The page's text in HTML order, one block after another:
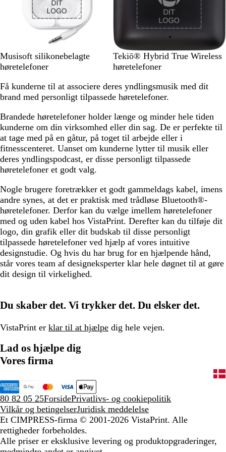
W
h
t
e
Musisoft silikonebelagte
høretelefoner
S
o
t
Tekiō® Hybrid True Wireless
høretelefoner
Få kunderne til at associere deres yndlingsmusik med dit
brand med personligt tilpassede høretelefoner.
Brandede høretelefoner holder længe og minder hele tiden
kunderne om din virksomhed eller din sag. De er perfekte til
at tage med på en gåtur, på toget til arbejde eller i
fitnesscenteret. Uanset om kunderne lytter til musik eller
deres yndlingspodcast, er disse personligt tilpassede
høretelefoner et godt valg.
Nogle brugere foretrækker et godt gammeldags kabel, imens
andre synes, at det er praktisk med trådløse Bluetooth®-
høretelefoner. Derfor kan du vælge imellem høretelefoner
med og uden kabel hos VistaPrint. Derefter kan du tilføje dit
logo, din grafik eller dit budskab til disse personligt
tilpassede høretelefoner ved hjælp af vores intuitive
designstudie. Og hvis du har brug for en hjælpende hånd,
står vores team af designeksperter klar hele døgnet til at gøre
dit design til virkelighed.
Du skaber det. Vi trykker det. Du elsker det.
VistaPrint er klar til at hjælpe dig hele vejen.
Lad os hjælpe dig
Vores firma
80 82 05 25ForsidePrivatlivs- og cookiepolitik
Vilkår og betingelserJuridisk meddelelse
Et CIMPRESS-firma © 2001-2026 VistaPrint. Alle
rettigheder forbeholdes.
Alle priser er eksklusive levering og produktopgraderinger,